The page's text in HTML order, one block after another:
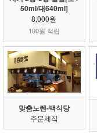
50ml/대640ml]
8,000원
100원 적립
맞춤노렌-백식당
주문제작